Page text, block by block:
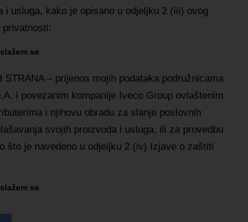
i usluga, kako je opisano u odjeljku 2 (iii) ovog
se
STRANA – prijenos mojih podataka podružnicama
i povezanim kompanije Iveco Group ovlaštenim
i njihovu obradu za slanje poslovnih
svojih proizvoda i usluga, ili za provedbu
što je navedeno u odjeljku 2 (iv) Izjave o zaštiti
se